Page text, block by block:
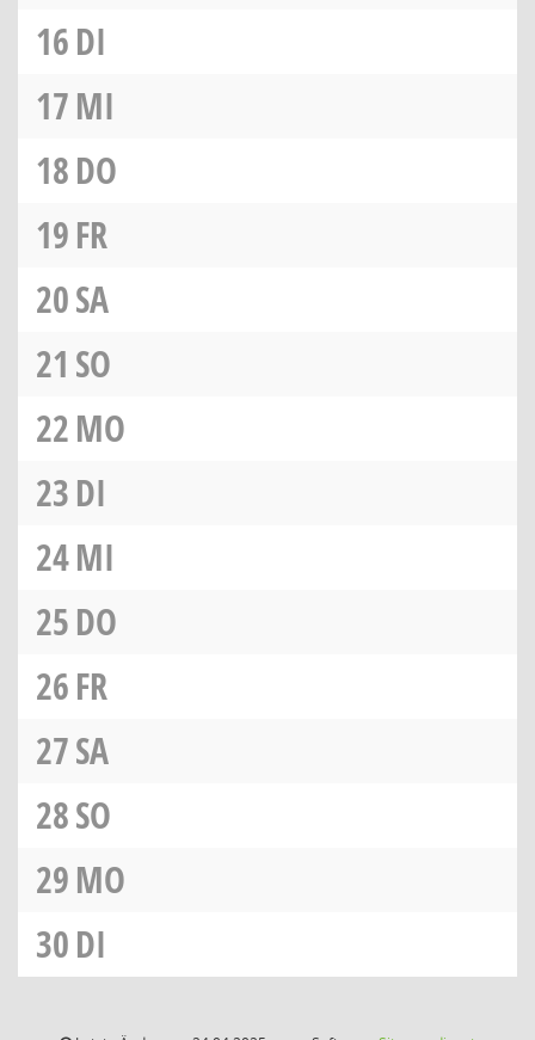
16DI
17MI
18DO
19FR
20SA
21 SO
22MO
23DI
24MI
25DO
26FR
27SA
28SO
29MO
30DI